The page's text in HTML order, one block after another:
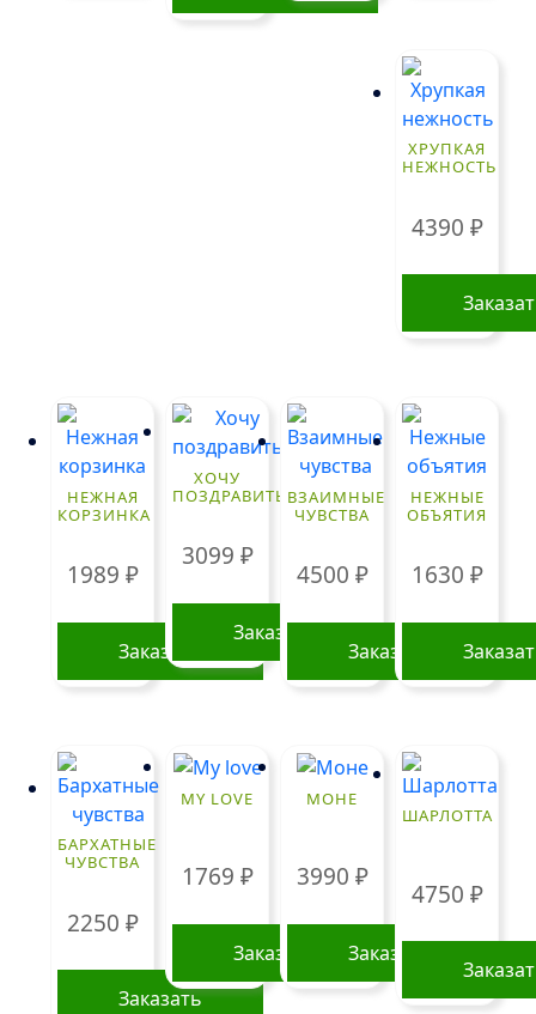
ХРУПКАЯ
НЕЖНОСТЬ
4390 ₽
НЕЖНАЯ
КОРЗИНКА
1989 ₽
Заказать
ХОЧУ
ПОЗДРАВИТЬ
3099 ₽
Заказать
ВЗАИМНЫЕ
ЧУВСТВА
4500 ₽
Заказать
НЕЖНЫЕ
ОБЪЯТИЯ
1630 ₽
БАРХАТНЫЕ
ЧУВСТВА
2250 ₽
Заказать
MY LOVE
1769 ₽
Заказать
МОНЕ
3990 ₽
Заказать
ШАРЛОТТА
4750 ₽